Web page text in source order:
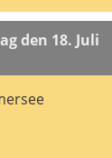
den 18. Juli